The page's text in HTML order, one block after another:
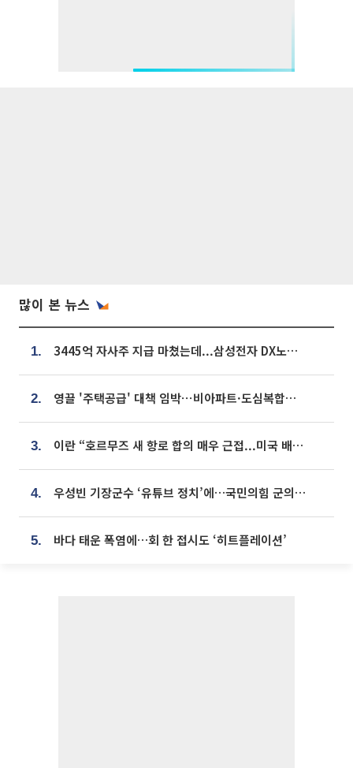
많이 본 뉴스
1. 3445억 자사주 지급 마쳤는데...삼성전자 DX노조, 뒤늦은 '떼쓰기 집회'
2. 영끌 '주택공급' 대책 임박⋯비아파트·도심복합까지 총동원
3. 이란 “호르무즈 새 항로 합의 매우 근접...미국 배상 먼저”
4. 우성빈 기장군수 ‘유튜브 정치’에…국민의힘 군의원들 집단 반발
5. 바다 태운 폭염에…회 한 접시도 ‘히트플레이션’